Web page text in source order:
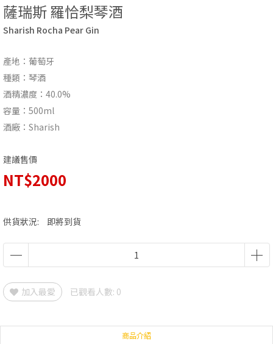
薩瑞斯 羅恰梨琴酒
Sharish Rocha Pear Gin
產地：葡萄牙
種類：琴酒
酒精濃度：40.0%
容量：500ml
酒廠：Sharish
建議售價
NT$2000
供貨狀況: 即將到貨
加入最愛 已觀看人數: 0
商品介紹